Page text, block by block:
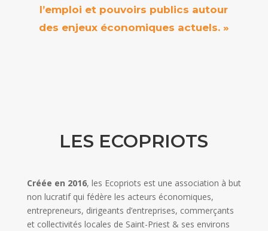
l’emploi et pouvoirs publics autour
des enjeux économiques actuels. »
LES ECOPRIOTS
Créée en 2016, les Ecopriots est une association à but
non lucratif qui fédère les acteurs économiques,
entrepreneurs, dirigeants d’entreprises, commerçants
et collectivités locales de Saint-Priest & ses environs